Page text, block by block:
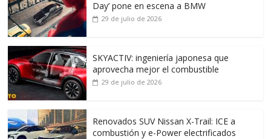
Day’ pone en escena a BMW
29 de julio de 2026
SKYACTIV: ingeniería japonesa que
aprovecha mejor el combustible
29 de julio de 2026
Renovados SUV Nissan X-Trail: ICE a
combustión y e-Power electrificados